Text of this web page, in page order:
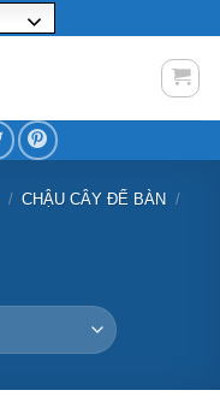
/ CHẬU CÂY ĐỂ BÀN
/